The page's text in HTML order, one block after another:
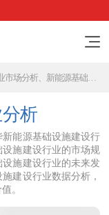
新能源基础设施建设行业市场分析、新能源基础设施建设行业研究报告
析
能源基础设施建设行
施建设行业的市场规
施建设行业的未来发
建设行业数据分析，
。